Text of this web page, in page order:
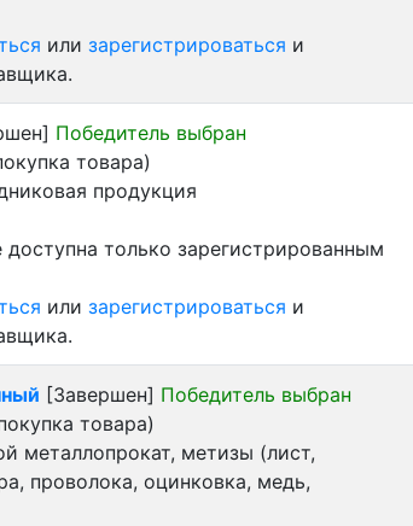
или зарегистрироваться и
Победитель выбран
товара)
продукция
только зарегистрированным
или зарегистрироваться и
[Завершен] Победитель выбран
товара)
металлопрокат, метизы (лист,
проволока, оцинковка, медь,